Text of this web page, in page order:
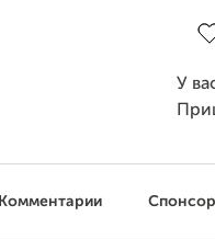
У
Комментарии